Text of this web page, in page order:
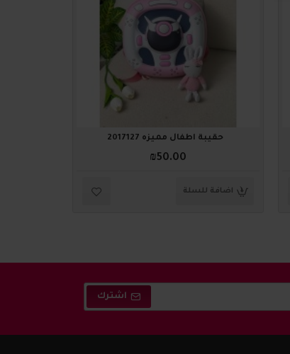
حقيبة أطفال مميزه 2017127
₪50.00
اضافة للسلة
اشترك